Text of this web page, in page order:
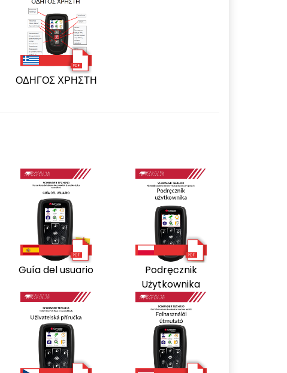
ΟΔΗΓΟΣ ΧΡΗΣΤΗ
Guía del usuario
Podręcznik
Użytkownika